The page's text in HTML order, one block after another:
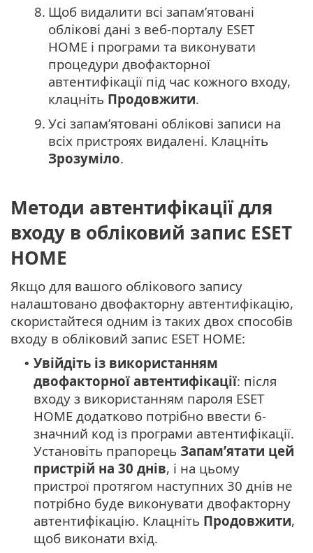
8. Щоб видалити всі запам’ятовані
облікові дані з веб-порталу ESET
HOME і програми та виконувати
процедури двофакторної
автентифікації під час кожного входу,
клацніть Продовжити.
9. Усі запам’ятовані облікові записи на
всіх пристроях видалені. Клацніть
Зрозуміло.
Методи автентифікації для
входу в обліковий запис ESET
HOME
Якщо для вашого облікового запису
налаштовано двофакторну автентифікацію,
скористайтеся одним із таких двох способів
входу в обліковий запис ESET HOME:
• Увійдіть із використанням
двофакторної автентифікації: після
входу з використанням пароля ESET
HOME додатково потрібно ввести 6-
значний код із програми автентифікації.
Установіть прапорець Запам’ятати цей
пристрій на 30 днів, і на цьому
пристрої протягом наступних 30 днів не
потрібно буде виконувати двофакторну
автентифікацію. Клацніть Продовжити,
щоб виконати вхід.